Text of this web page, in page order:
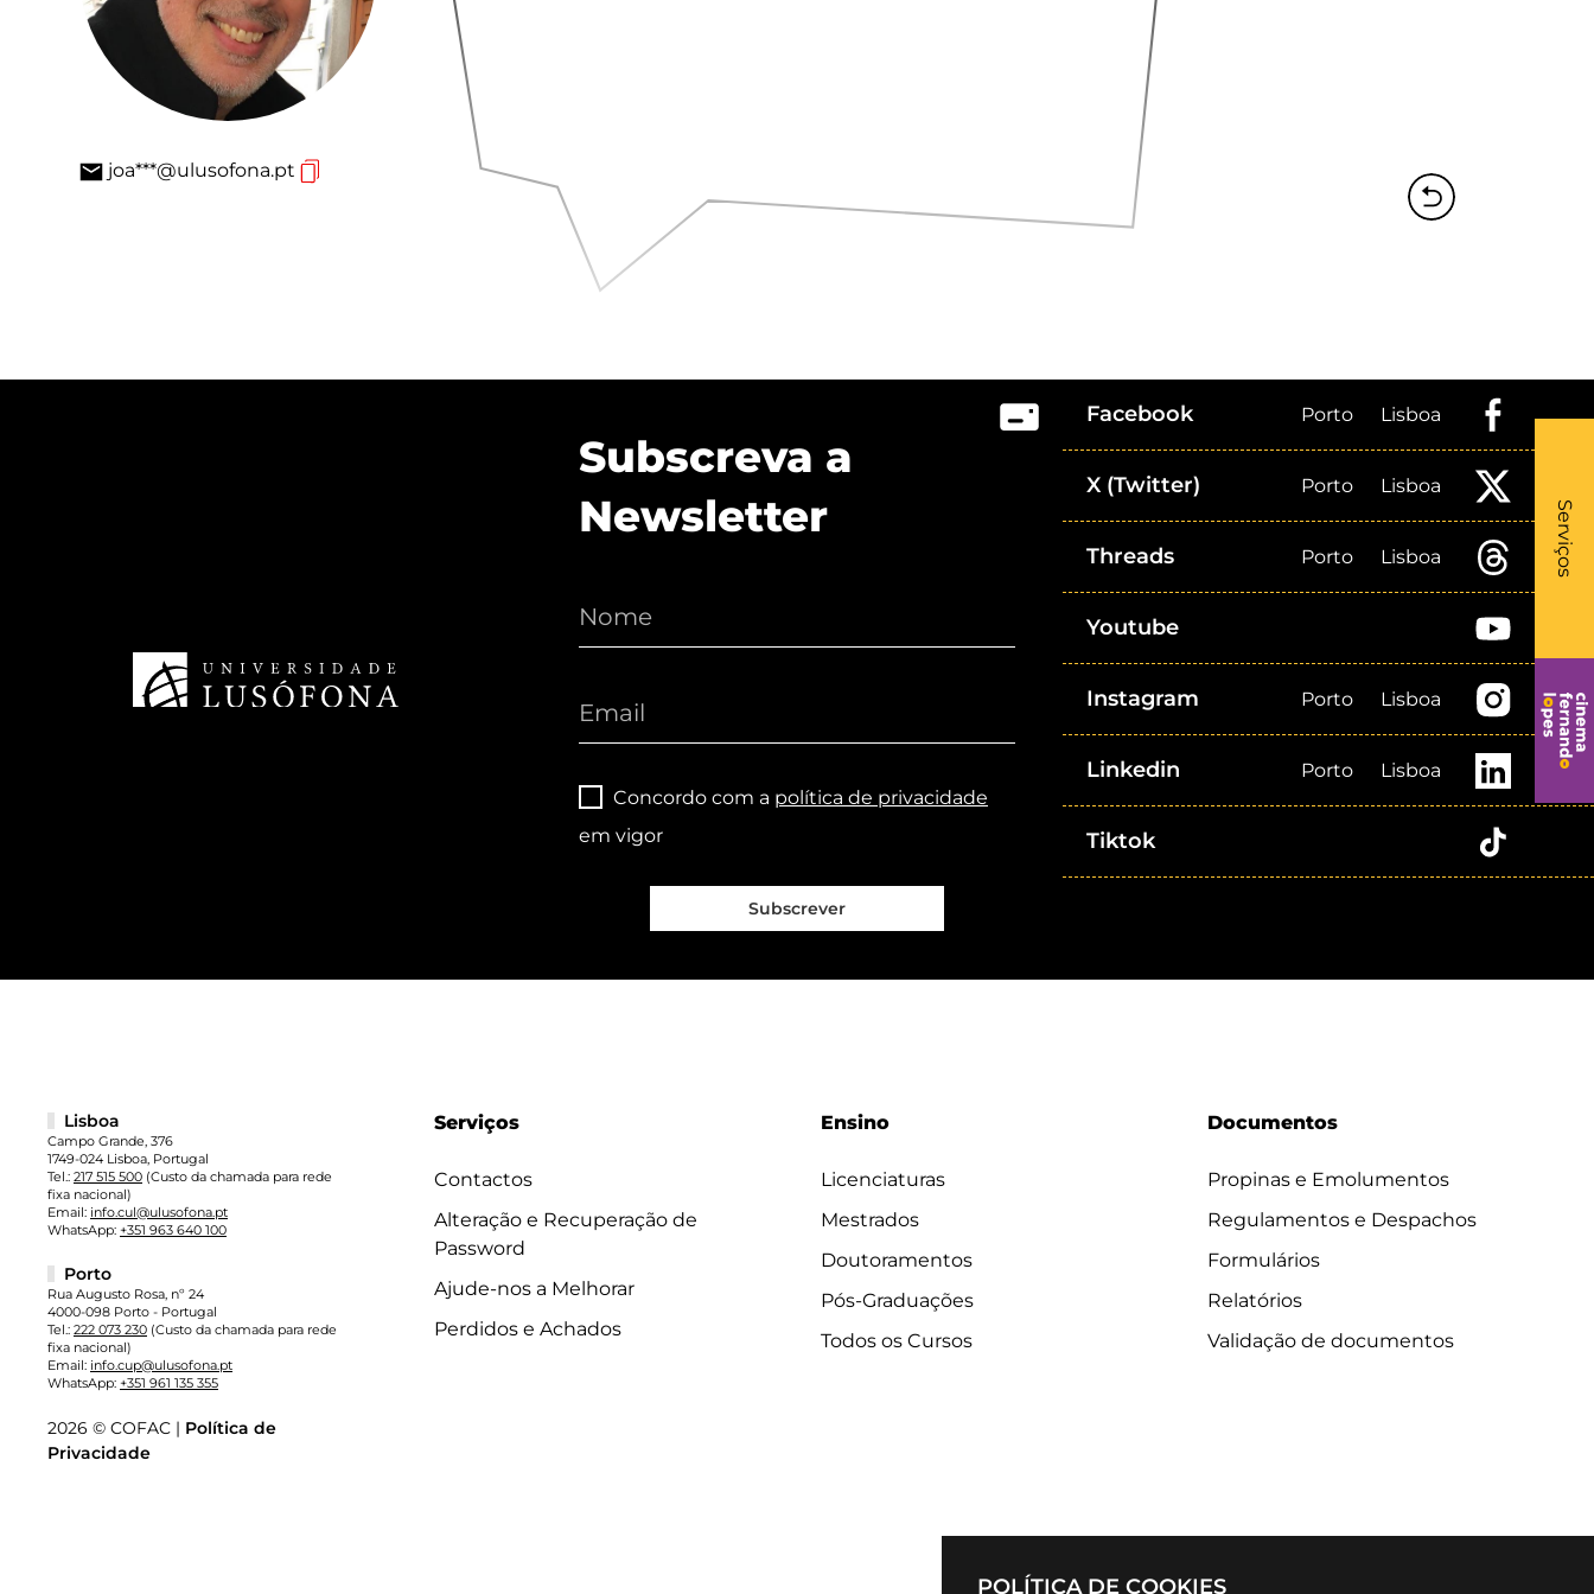
Serviços
-
joa***@ulusofona.pt
POLÍTICA DE COOKIES
Subscreva a
Newsletter
Concordo com a política de privacidade
em vigor
Subscrever
Facebook Porto Lisboa
X (Twitter) Porto Lisboa
Threads Porto Lisboa
Youtube
Instagram Porto Lisboa
Linkedin Porto Lisboa
Tiktok
Serviços
Contactos
Alteração e Recuperação de
Password
Ajude-nos a Melhorar
Perdidos e Achados
Ensino
Licenciaturas
Mestrados
Doutoramentos
Pós-Graduações
Todos os Cursos
Documentos
Propinas e Emolumentos
Regulamentos e Despachos
Formulários
Relatórios
Validação de documentos
Lisboa
Campo Grande, 376
1749-024 Lisboa, Portugal
Tel.: 217 515 500 (Custo da chamada para rede
fixa nacional)
Email: info.cul@ulusofona.pt
WhatsApp: +351 963 640 100
Porto
Rua Augusto Rosa, nº 24
4000-098 Porto - Portugal
Tel.: 222 073 230 (Custo da chamada para rede
fixa nacional)
Email: info.cup@ulusofona.pt
WhatsApp: +351 961 135 355
2026 © COFAC | Política de
Privacidade